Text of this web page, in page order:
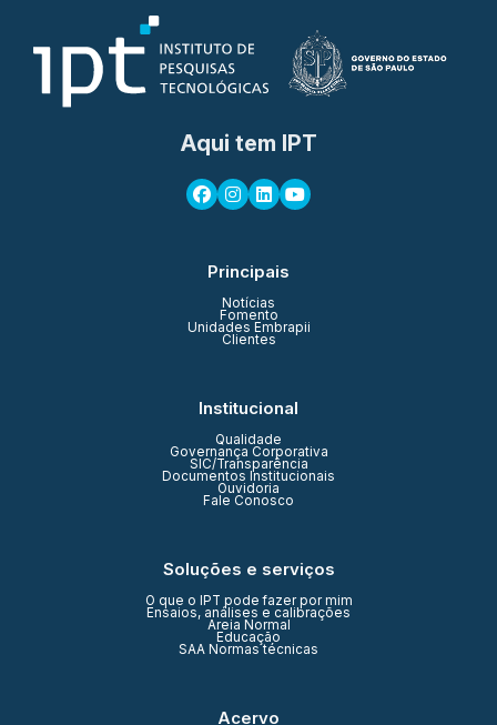
Aqui tem IPT
Principais
Notícias
Fomento
Unidades Embrapii
Clientes
Institucional
Qualidade
Governança Corporativa
SIC/Transparência
Documentos Institucionais
Ouvidoria
Fale Conosco
Soluções e serviços
O que o IPT pode fazer por mim
Ensaios, análises e calibrações
Areia Normal
Educação
SAA Normas técnicas
Acervo